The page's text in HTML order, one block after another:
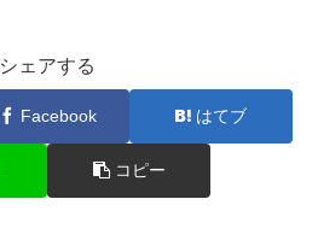
シェアする
Facebook はてブ
コピー